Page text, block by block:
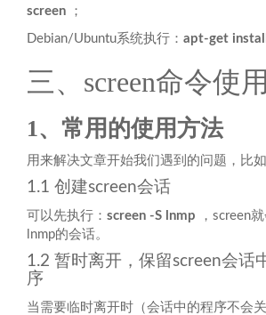
screen ；
Debian/Ubuntu系统执行： apt-get
三、screen命令使
1、常用的使用方法
用来解决文章开始我们遇到的问题，比
1.1 创建screen会话
可以先执行： screen -S lnmp ，screen
lnmp的会话。
1.2 暂时离开，保留screen会话
序
当需要临时离开时（会话中的程序不会